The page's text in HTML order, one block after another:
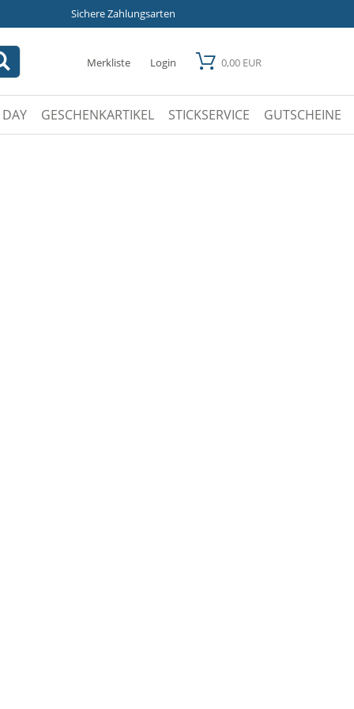
Sichere Zahlungsarten
Merkliste Login 0,00 EUR
GESCHENKARTIKEL STICKSERVICE GUTSCHEINE